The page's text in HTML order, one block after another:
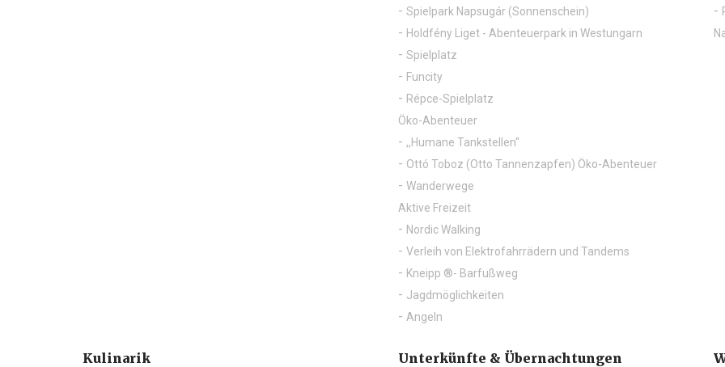
Spielpark Napsugár (Sonnenschein)
Holdfény Liget - Abenteuerpark in Westungarn
Spielplatz
Funcity
Répce-Spielplatz
Öko-Abenteuer
,,Humane Tankstellen"
Ottó Toboz (Otto Tannenzapfen) Öko-Abenteuer
Wanderwege
Aktive Freizeit
Nordic Walking
Verleih von Elektrofahrrädern und Tandems
Kneipp ®- Barfußweg
Jagdmöglichkeiten
Angeln
Kulinarik Unterkünfte & Übernachtungen